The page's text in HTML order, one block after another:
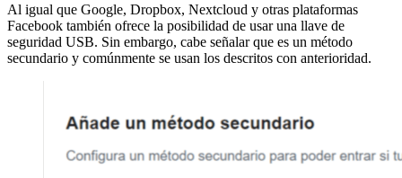
Al igual que Google, Dropbox, Nextcloud y otras plataformas
Facebook también ofrece la posibilidad de usar una llave de
seguridad USB. Sin embargo, cabe señalar que es un método
secundario y comúnmente se usan los descritos con anterioridad.